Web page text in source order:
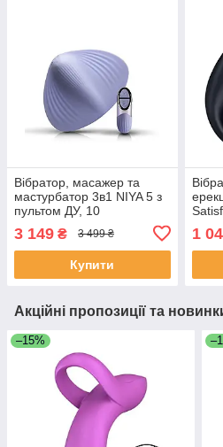
Вібратор, масажер та
мастурбатор 3в1 NIYA 5 з
пультом ДУ, 10
3 149 ₴ 3 499 ₴
Купити
1
Акційні пропозиції та
–15%